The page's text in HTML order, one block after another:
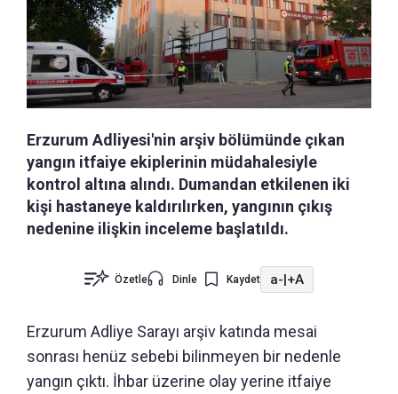
Erzurum Adliyesi'nin arşiv bölümünde çıkan
yangın itfaiye ekiplerinin müdahalesiyle
kontrol altına alındı. Dumandan etkilenen iki
kişi hastaneye kaldırılırken, yangının çıkış
nedenine ilişkin inceleme başlatıldı.
Özetle Dinle Kaydet a-|+A
Erzurum Adliye Sarayı arşiv katında mesai
sonrası henüz sebebi bilinmeyen bir nedenle
yangın çıktı. İhbar üzerine olay yerine itfaiye